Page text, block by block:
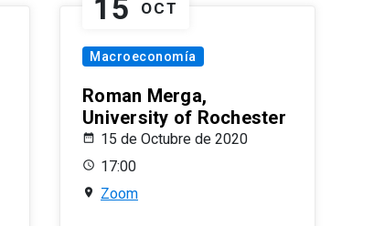
15 OCT
Macroeconomía
Roman Merga,
University of Rochester
15 de Octubre de 2020
17:00
Zoom